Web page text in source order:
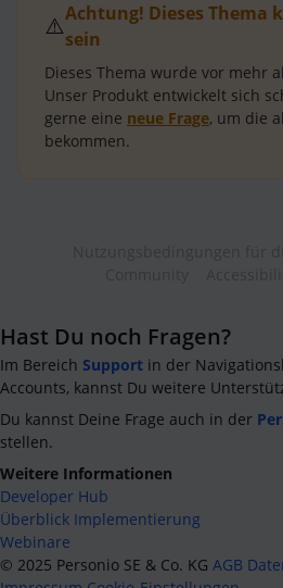
⚠️Achtung! Dieses Thema
sein
Dieses Thema wurde vor mehr
Unser Produkt entwickelt sich
gerne eine neue Frage, um die
bekommen.
Hast Du noch Fragen?
Im Bereich Support in der
Accounts, kannst Du weitere
Du kannst Deine Frage auch in der
stellen.
Weitere Informationen
Developer Hub
Überblick Implementierung
Webinare
© 2025 Personio SE & Co. KG AGB